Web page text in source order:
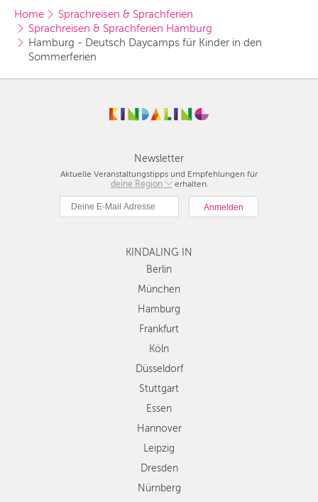
Home
Sprachreisen & Sprachferien
Sprachreisen & Sprachferien Hamburg
Hamburg - Deutsch Daycamps für Kinder in den
Sommerferien
Newsletter
Aktuelle Veranstaltungstipps und Empfehlungen für
deine Region
Berlin
München
Hamburg
Köln
Düsseldorf
Stuttgart
Essen
Dresden
Nürnberg
Wien
Zürich
Andere
Regionen
erhalten.
KINDALING IN
Berlin
München
Hamburg
Frankfurt
Köln
Düsseldorf
Stuttgart
Essen
Hannover
Leipzig
Dresden
Nürnberg